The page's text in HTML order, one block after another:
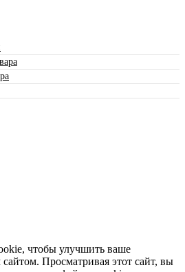
чтобы улучшить ваше
Просматривая этот сайт, вы